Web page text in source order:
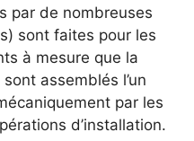
par de nombreuses
sont faites pour les
à mesure que la
sont assemblés l’un
par les
d’installation.